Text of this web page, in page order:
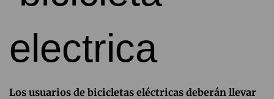
Los usuarios de bicicletas eléctricas deberán llevar